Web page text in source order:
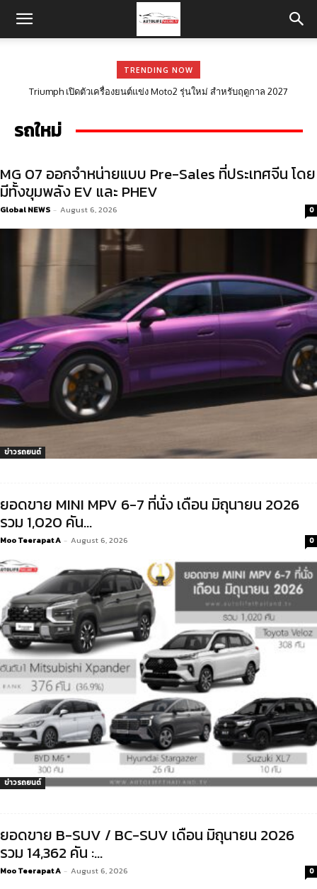
TRENDING NOW
MG 07 ออกจำหน่ายแบบ Pre-Sales ที่ประเทศจีน โดยมีทั้งขุมพลัง EV และ
รถใหม่
MG 07 ออกจำหน่ายแบบ Pre-Sales ที่ประเทศจีน โดย
มีทั้งขุมพลัง EV และ PHEV
Global NEWS - August 6, 2026 0
ข่าวรถยนต์
ยอดขาย MINI MPV 6-7 ที่นั่ง เดือน มิถุนายน 2026
รวม 1,020 คัน...
Moo Teerapat A - August 6, 2026 0
ข่าวรถยนต์
ยอดขาย B-SUV / BC-SUV เดือน มิถุนายน 2026
รวม 14,362 คัน :...
Moo Teerapat A - August 6, 2026 0